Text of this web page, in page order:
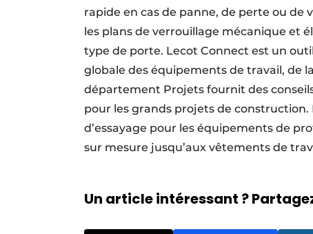
rapide en cas de panne, de perte ou de
les plans de verrouillage mécanique et
type de porte. Lecot Connect est un
globale des équipements de travail, de
département Projets fournit des
pour les grands projets de construction.
d’essayage pour les équipements de
sur mesure jusqu’aux vêtements de
Un article intéressant ?